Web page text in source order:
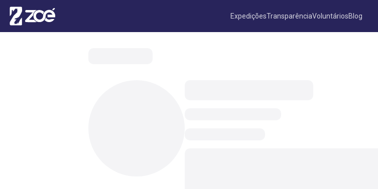
ExpediçõesTransparênciaVoluntáriosBlog